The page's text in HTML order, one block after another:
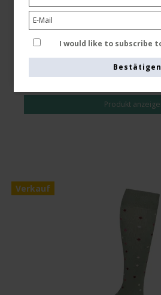
Siehe die Größentabelle hier
Produkt
Verkauf
I would like to subscribe
Bestätigen